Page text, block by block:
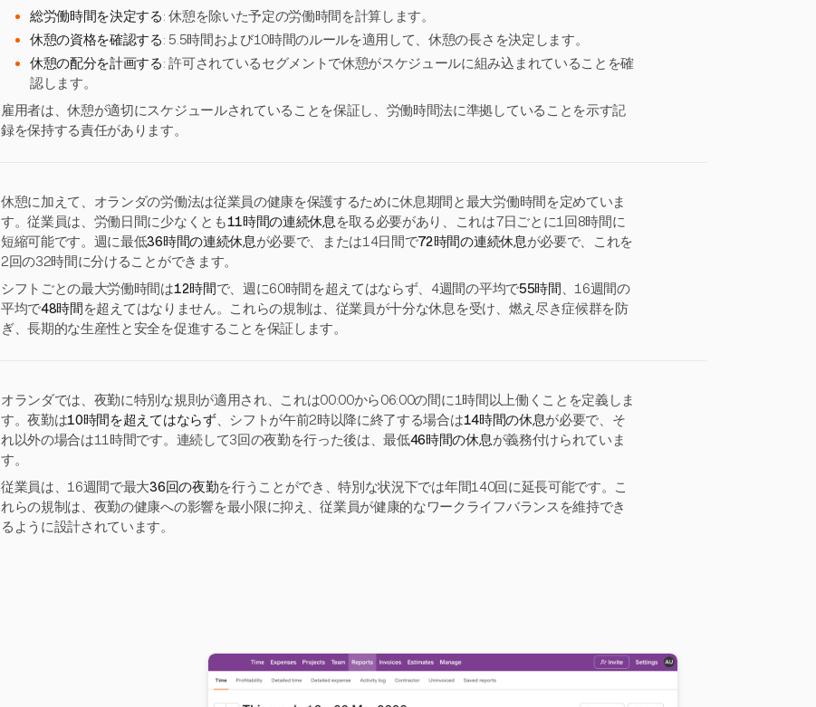
総労働時間を決定する: 休憩を除いた予定の労働時間を計算します。
休憩の資格を確認する: 5.5時間および10時間のルールを適用して、休憩の長さを決定します。
休憩の配分を計画する: 許可されているセグメントで休憩がスケジュールに組み込まれていることを確
認します。
雇用者は、休憩が適切にスケジュールされていることを保証し、労働時間法に準拠していることを示す記
録を保持する責任があります。
休憩に加えて、オランダの労働法は従業員の健康を保護するために休息期間と最大労働時間を定めていま
す。従業員は、労働日間に少なくとも11時間の連続休息を取る必要があり、これは7日ごとに1回8時間に
短縮可能です。週に最低36時間の連続休息が必要で、または14日間で72時間の連続休息が必要で、これを
2回の32時間に分けることができます。
シフトごとの最大労働時間は12時間で、週に60時間を超えてはならず、4週間の平均で55時間 、16週間の
平均で48時間 を超えてはなりません。これらの規制は、従業員が十分な休息を受け、燃え尽き症候群を防
ぎ、長期的な生産性と安全を促進することを保証します。
オランダでは、夜勤に特別な規則が適用され、これは00:00から06:00の間に1時間以上働くことを定義しま
す。夜勤は10時間を超えてはならず、シフトが午前2時以降に終了する場合は14時間の休息が必要で、そ
れ以外の場合は11時間です。連続して3回の夜勤を行った後は、最低46時間の休息が義務付けられていま
す。
従業員は、16週間で最大36回の夜勤を行うことができ、特別な状況下では年間140回に延長可能です。こ
れらの規制は、夜勤の健康への影響を最小限に抑え、従業員が健康的なワークライフバランスを維持でき
るように設計されています。